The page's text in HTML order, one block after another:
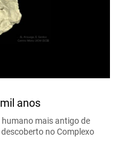
anos
mais antigo de
no Complexo